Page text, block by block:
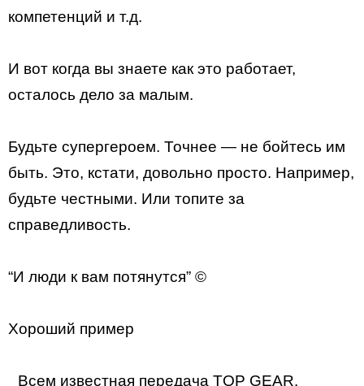
компетенций и т.д.
И вот когда вы знаете как это работает,
осталось дело за малым.
Будьте супергероем. Точнее — не бойтесь им
быть. Это, кстати, довольно просто. Например,
будьте честными. Или топите за
справедливость.
“И люди к вам потянутся” ©
Хороший пример
Всем известная передача TOP GEAR.